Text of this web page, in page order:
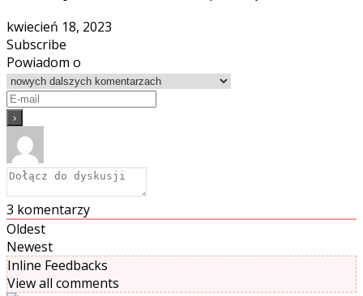
kwiecień 18, 2023
Subscribe
Powiadom o
3 komentarzy
Oldest
Newest
Inline Feedbacks
View all comments